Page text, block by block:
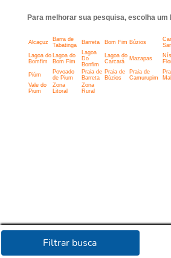
Filtrar busca
Para melhorar sua pesquisa, escolha um
Alcaçuz
Barra de
Tabatinga
Barreta Bom Fim Búzios
Lagoa do
Bomfim
Lagoa do
Bom Fim
Lagoa
Do
Bonfim
Lagoa do
Carcará
Mazapas
Piúm
Povoado
de Pium
Praia de
Barreta
Praia de
Búzios
Praia de
Camurupim
Vale do
Pium
Zona
Litoral
Zona
Rural